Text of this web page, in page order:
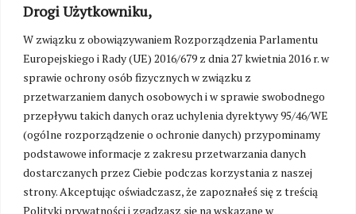
Drogi Użytkowniku,
W związku z obowiązywaniem Rozporządzenia Parlamentu
Europejskiego i Rady (UE) 2016/679 z dnia 27 kwietnia 2016 r. w
sprawie ochrony osób fizycznych w związku z
przetwarzaniem danych osobowych i w sprawie swobodnego
przepływu takich danych oraz uchylenia dyrektywy 95/46/WE
(ogólne rozporządzenie o ochronie danych) przypominamy
podstawowe informacje z zakresu przetwarzania danych
dostarczanych przez Ciebie podczas korzystania z naszej
strony. Akceptując oświadczasz, że zapoznałeś się z treścią
Polityki prywatności i zgadzasz się na wskazane w